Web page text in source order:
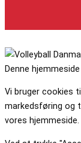
Denne
Vi bruger cookies
markedsføring og
vores hjemmeside.